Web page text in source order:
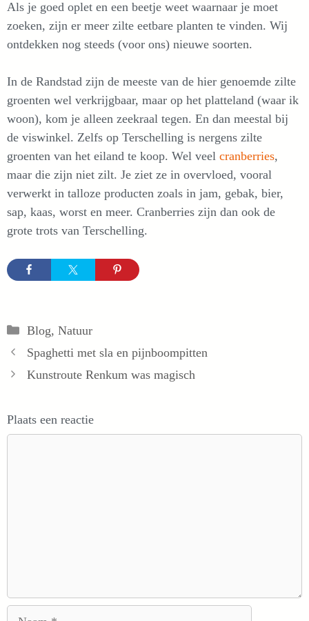
Als je goed oplet en een beetje weet waarnaar je moet
zoeken, zijn er meer zilte eetbare planten te vinden. Wij
ontdekken nog steeds (voor ons) nieuwe soorten.
In de Randstad zijn de meeste van de hier genoemde zilte
groenten wel verkrijgbaar, maar op het platteland (waar ik
woon), kom je alleen zeekraal tegen. En dan meestal bij
de viswinkel. Zelfs op Terschelling is nergens zilte
groenten van het eiland te koop. Wel veel cranberries,
maar die zijn niet zilt. Je ziet ze in overvloed, vooral
verwerkt in talloze producten zoals in jam, gebak, bier,
sap, kaas, worst en meer. Cranberries zijn dan ook de
grote trots van Terschelling.
Categorieën
Blog, Natuur
Spaghetti met sla en pijnboompitten
Kunstroute Renkum was magisch
Plaats een reactie